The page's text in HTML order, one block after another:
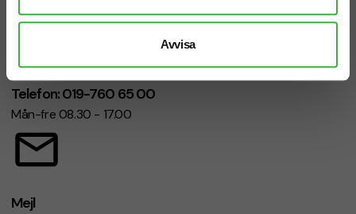
Avvisa
Telefon: 019-760 65 00
Mån-fre 08.30 - 17.00
Mejl